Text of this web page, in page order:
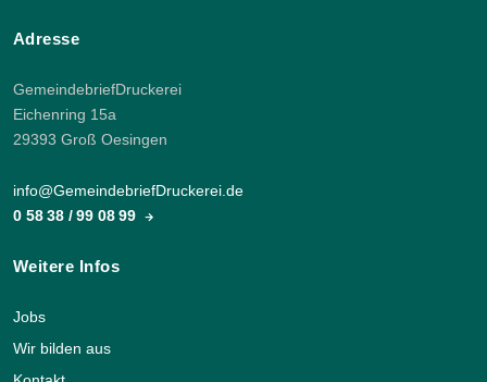
Adresse
GemeindebriefDruckerei
Eichenring 15a
29393 Groß Oesingen
info@GemeindebriefDruckerei.de
0 58 38 / 99 08 99
Weitere Infos
Jobs
Wir bilden aus